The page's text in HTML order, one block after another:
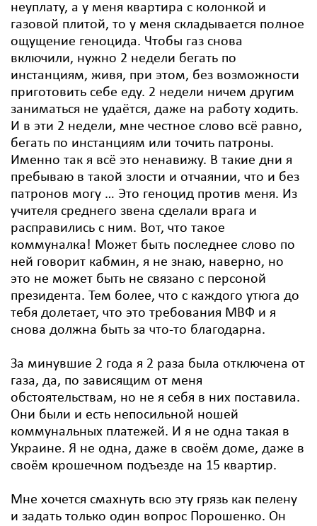
неуплату, а у меня квартира с колонкой и
газовой плитой, то у меня складывается полное
ощущение геноцида. Чтобы газ снова
включили, нужно 2 недели бегать по
инстанциям, живя, при этом, без возможности
приготовить себе еду. 2 недели ничем другим
заниматься не удаётся, даже на работу ходить.
И в эти 2 недели, мне честное слово всё равно,
бегать по инстанциям или точить патроны.
Именно так я всё это ненавижу. В такие дни я
пребываю в такой злости и отчаянии, что и без
патронов могу … Это геноцид против меня. Из
учителя среднего звена сделали врага и
расправились с ним. Вот, что такое
коммуналка! Может быть последнее слово по
ней говорит кабмин, я не знаю, наверно, но
это не может быть не связано с персоной
президента. Тем более, что с каждого утюга до
тебя долетает, что это требования МВФ и я
снова должна быть за что-то благодарна.
За минувшие 2 года я 2 раза была отключена от
газа, да, по зависящим от меня
обстоятельствам, но не я себя в них поставила.
Они были и есть непосильной ношей
коммунальных платежей. И я не одна такая в
Украине. Я не одна, даже в своём доме, даже в
своём крошечном подъезде на 15 квартир.
Мне хочется смахнуть всю эту грязь как пелену
и задать только один вопрос Порошенко. Он